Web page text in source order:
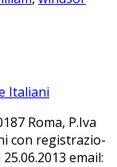
Roma, P.Iva
con re­gi­stra­zio­
email: